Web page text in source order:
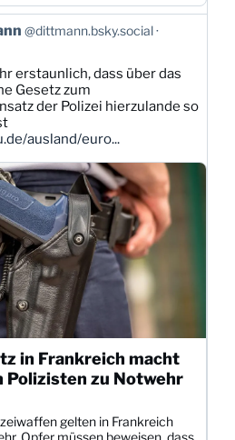
@dittmann.bsky.social
erstaunlich, dass über das
Gesetz zum
der Polizei hierzulande so
ausland/euro...
in Frankreich macht
Polizisten zu Notwehr
gelten in Frankreich
Opfer müssen beweisen, dass